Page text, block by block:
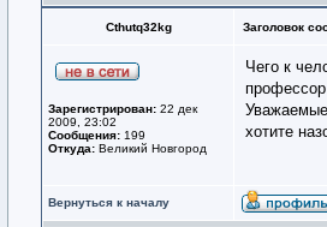
Cthutq32kg Заголовок
Зарегистрирован: 22 дек
2009, 23:02
Сообщения: 199
Откуда: Великий Новгород
Чего к
хотите
Вернуться к началу